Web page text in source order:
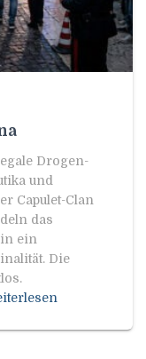
Drogen-
und
Capulet-Clan
das
ein
Die